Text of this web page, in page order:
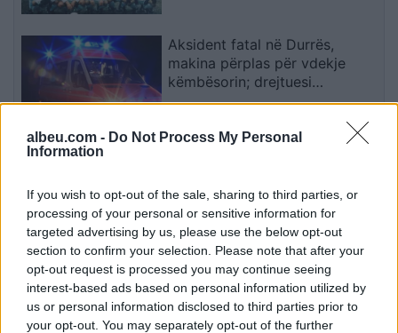
albeu.com - Do Not Process My Personal
Information
If you wish to opt-out of the sale, sharing to third parties, or
processing of your personal or sensitive information for
targeted advertising by us, please use the below opt-out
section to confirm your selection. Please note that after your
opt-out request is processed you may continue seeing
interest-based ads based on personal information utilized by
us or personal information disclosed to third parties prior to
your opt-out. You may separately opt-out of the further
Aksident fatal në Durrës,
makina përplas për vdekje
këmbësorin; drejtuesi
shoqërohet në polici
ndëshkohet me të kuq dhe
gjobë